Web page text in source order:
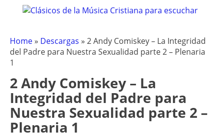
CLÁSICOS DE LA MÚSICA
.COM
Clásicos de la Música Cristiana para escuchar
Home » Descargas » 2 Andy Comiskey – La Integridad
del Padre para Nuestra Sexualidad parte 2 – Plenaria
1
2 Andy Comiskey – La
Integridad del Padre para
Nuestra Sexualidad parte 2 –
Plenaria 1